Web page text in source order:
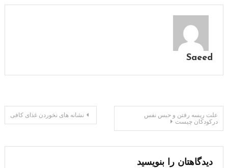
Saeed
راهبری
نشانه های نخوردن غذای کافی علت ریسه رفتن و حبس نفس
درکودکان چیست
دیدگاهتان را بنویسید